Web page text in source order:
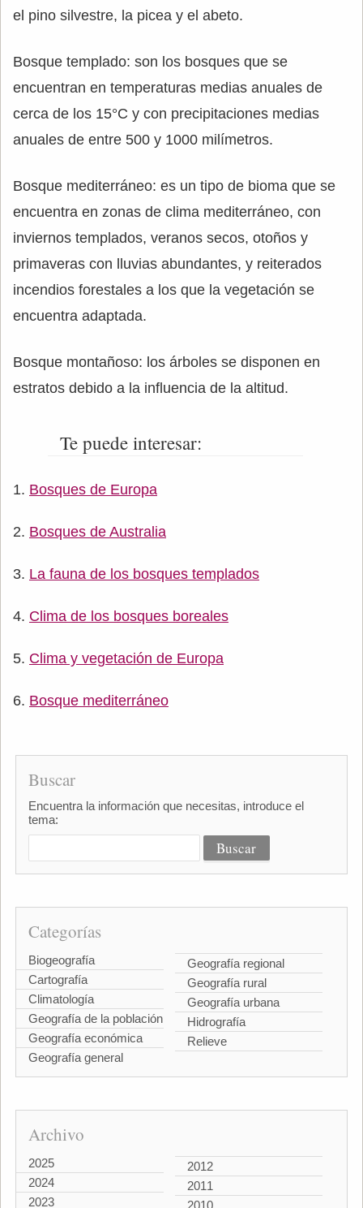
el pino silvestre, la picea y el abeto.
Bosque templado: son los bosques que se
encuentran en temperaturas medias anuales de
cerca de los 15°C y con precipitaciones medias
anuales de entre 500 y 1000 milímetros.
Bosque mediterráneo: es un tipo de bioma que se
encuentra en zonas de clima mediterráneo, con
inviernos templados, veranos secos, otoños y
primaveras con lluvias abundantes, y reiterados
incendios forestales a los que la vegetación se
encuentra adaptada.
Bosque montañoso: los árboles se disponen en
estratos debido a la influencia de la altitud.
Te puede interesar:
Bosques de Europa
Bosques de Australia
La fauna de los bosques templados
Clima de los bosques boreales
Clima y vegetación de Europa
Bosque mediterráneo
Buscar
Encuentra la información que necesitas, introduce el
tema:
Categorías
Biogeografía
Cartografía
Climatología
Geografía de la población
Geografía económica
Geografía general
Geografía regional
Geografía rural
Geografía urbana
Hidrografía
Relieve
Archivo
2025
2024
2023
2012
2011
2010